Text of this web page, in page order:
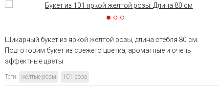
Шикарный букет из яркой желтой розы, длина стебля 80 см.
Подготовим букет из свежего цветка, ароматные и очень
эффектные цветы
Теги: желтые розы 101 роза